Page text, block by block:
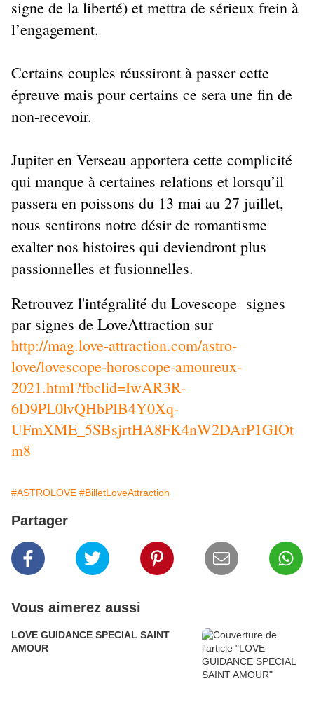
signe de la liberté) et mettra de sérieux frein à
l’engagement.
Certains couples réussiront à passer cette
épreuve mais pour certains ce sera une fin de
non-recevoir.
Jupiter en Verseau apportera cette complicité
qui manque à certaines relations et lorsqu’il
passera en poissons du 13 mai au 27 juillet,
nous sentirons notre désir de romantisme
exalter nos histoires qui deviendront plus
passionnelles et fusionnelles.
Retrouvez l'intégralité du Lovescope signes
par signes de LoveAttraction sur
http://mag.love-attraction.com/astro-
love/lovescope-horoscope-amoureux-
2021.html?fbclid=IwAR3R-
6D9PL0lvQHbPIB4Y0Xq-
UFmXME_5SBsjrtHA8FK4nW2DArP1GIOt
m8
#ASTROLOVE #BilletLoveAttraction
Partager
Vous aimerez aussi
LOVE GUIDANCE SPECIAL SAINT
AMOUR